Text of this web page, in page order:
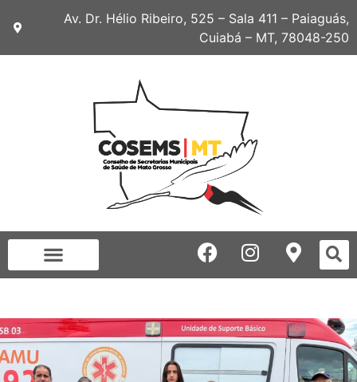
Av. Dr. Hélio Ribeiro, 525 – Sala 411 – Paiaguás,
Cuiabá – MT, 78048-250